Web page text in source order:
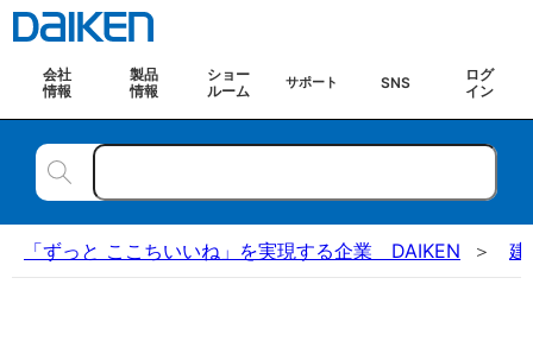
会社
情報
製品
情報
ショー
ルーム
サポート SNS
ログ
イン
「ずっと ここちいいね」を実現する企業 DAIKEN 建